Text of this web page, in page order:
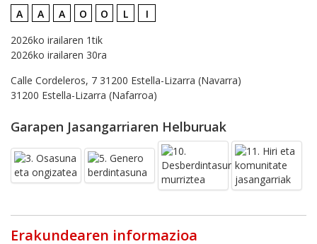
A A A O O L
I
2026ko irailaren 1tik
2026ko irailaren 30ra
Calle Cordeleros, 7 31200 Estella-Lizarra (Navarra)
31200 Estella-Lizarra (Nafarroa)
Garapen Jasangarriaren Helburuak
Erakundearen informazioa